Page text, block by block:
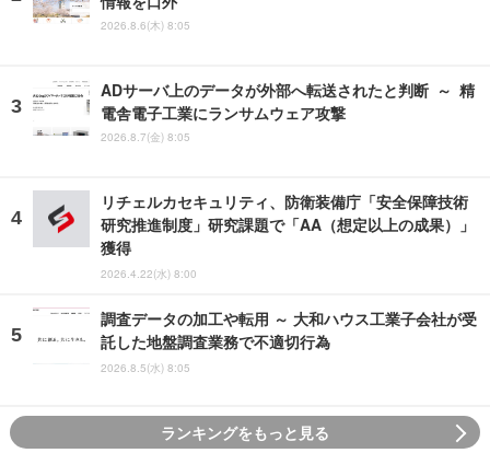
2026.8.6(木) 8:05
ADサーバ上のデータが外部へ転送されたと判断 ～ 精
電舎電子工業にランサムウェア攻撃
2026.8.7(金) 8:05
リチェルカセキュリティ、防衛装備庁「安全保障技術
研究推進制度」研究課題で「AA（想定以上の成果）」
獲得
2026.4.22(水) 8:00
調査データの加工や転用 ～ 大和ハウス工業子会社が受
託した地盤調査業務で不適切行為
2026.8.5(水) 8:05
ランキングをもっと見る